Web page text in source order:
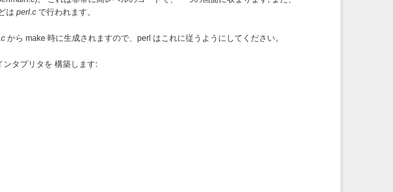
は perl.cで行われます。
から make 時に生成されますので、perl はこれに従うようにしてください。
タプリタを 構築します: